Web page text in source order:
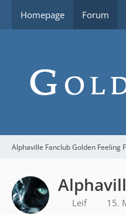
Homepage Forum
Alphaville Fanclub Golden Feeling
Leif 15.